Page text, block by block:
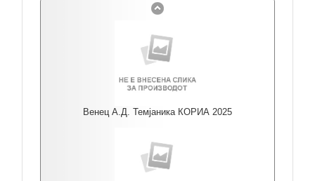
Венец А.Д. Темјаника КОРИА 2025